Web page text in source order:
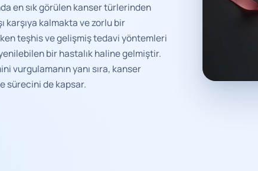
en sık görülen kanser türlerinden
karşıya kalmakta ve zorlu bir
teşhis ve gelişmiş tedavi yöntemleri
bir hastalık haline gelmiştir.
vurgulamanın yanı sıra, kanser
sürecini de kapsar.